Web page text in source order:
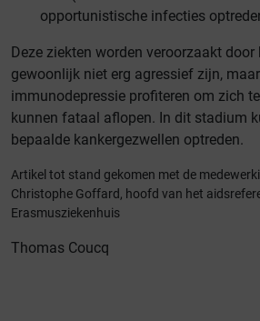
opportunistische infecties
Deze ziekten worden veroorzaakt door
gewoonlijk niet erg agressief zijn,
immunodepressie profiteren om zich
kunnen fataal aflopen. In dit stadium
bepaalde kankergezwellen optreden.
Artikel tot stand gekomen met de
Christophe Goffard, hoofd van het
Erasmusziekenhuis
Thomas Coucq